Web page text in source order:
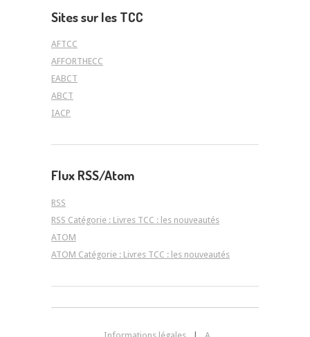
Sites sur les TCC
AFTCC
AFFORTHECC
EABCT
ABCT
IACP
Flux RSS/Atom
RSS
RSS Catégorie : Livres TCC : les nouveautés
ATOM
ATOM Catégorie : Livres TCC : les nouveautés